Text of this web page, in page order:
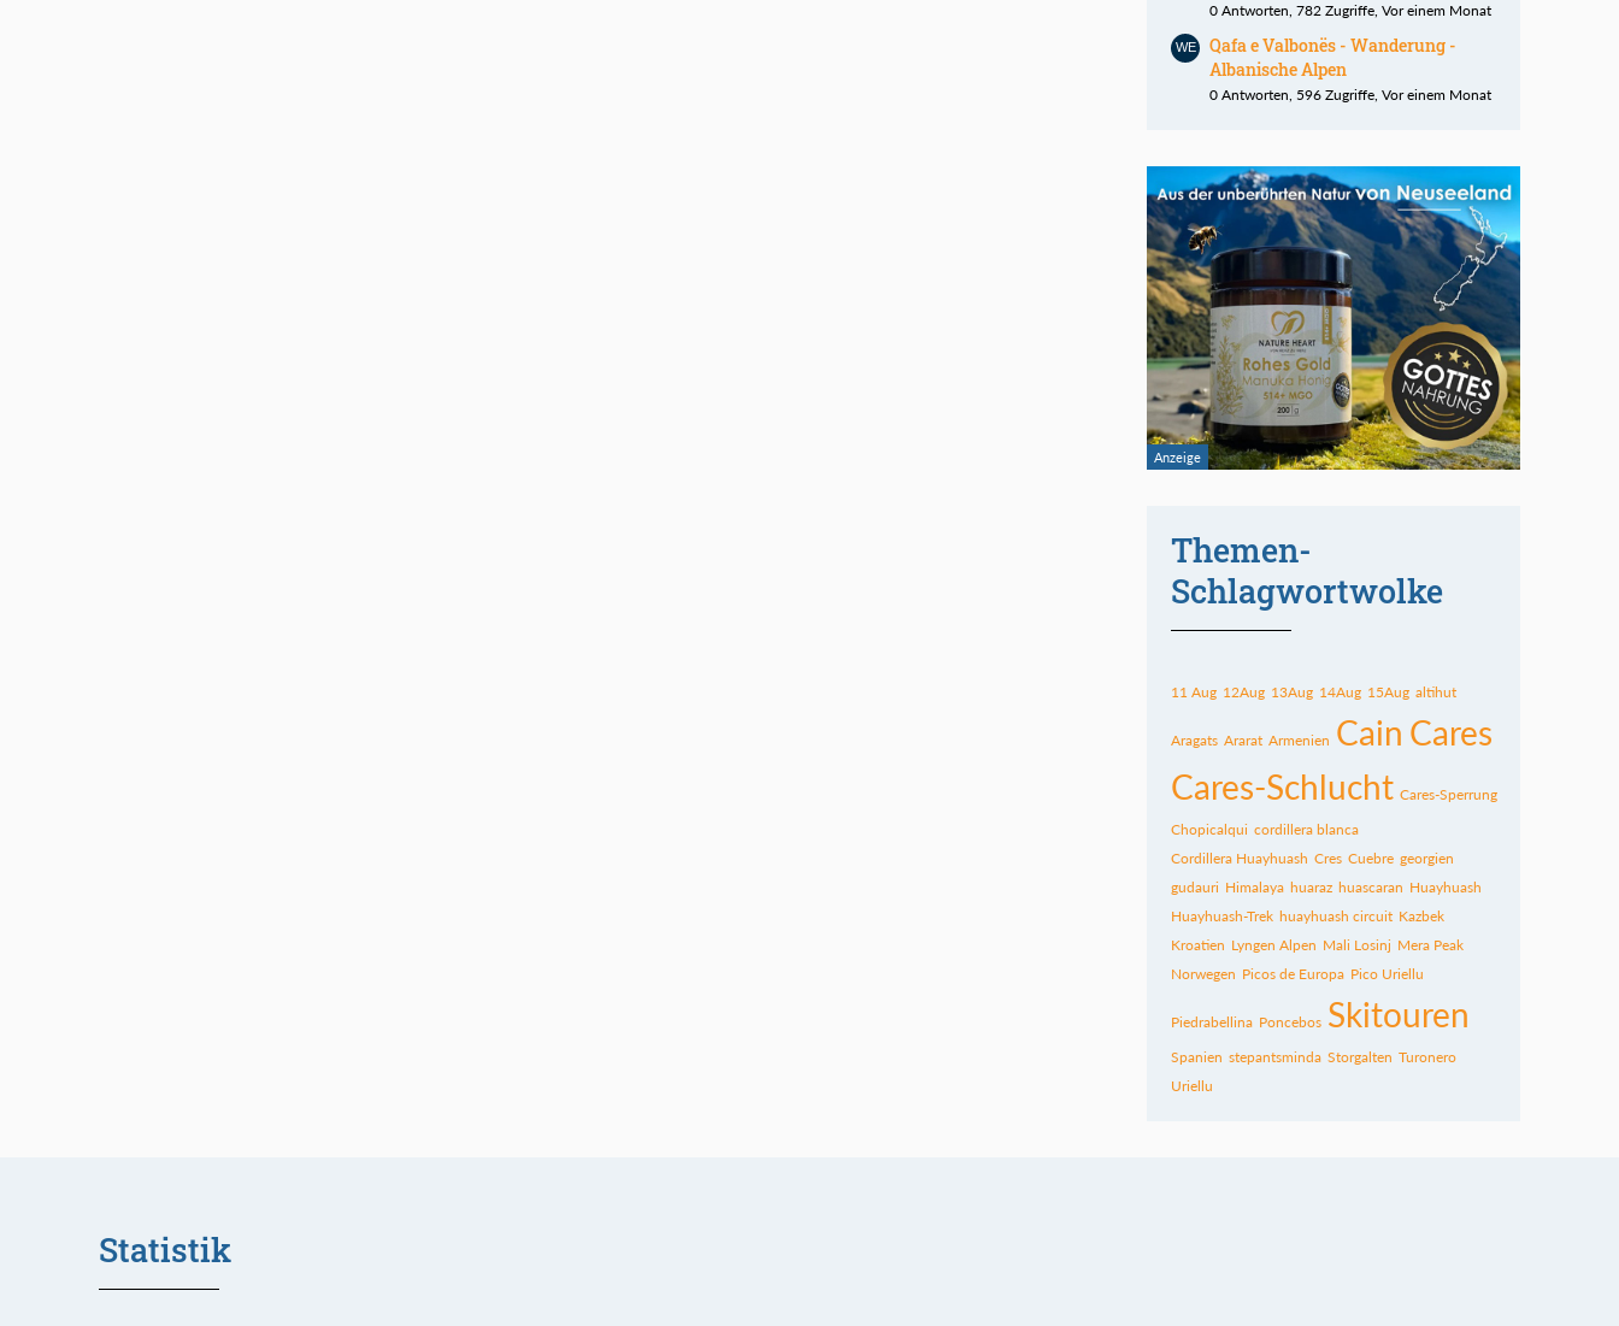
0 Antworten, 782 Zugriffe, Vor einem Monat
Qafa e Valbonës - Wanderung -
Albanische Alpen
0 Antworten, 596 Zugriffe, Vor einem Monat
Themen-
Schlagwortwolke
11 Aug 12Aug 13Aug 14Aug 15Aug altihut
Aragats Ararat Armenien Cain Cares
Cares-Schlucht Cares-Sperrung
Chopicalqui cordillera blanca
Cordillera Huayhuash Cres Cuebre georgien
gudauri Himalaya huaraz huascaran Huayhuash
Huayhuash-Trek huayhuash circuit Kazbek
Kroatien Lyngen Alpen Mali Losinj Mera Peak
Norwegen Picos de Europa Pico Uriellu
Piedrabellina Poncebos Skitouren
Spanien stepantsminda Storgalten Turonero
Uriellu
Statistik